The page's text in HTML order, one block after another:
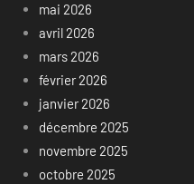
mai 2026
avril 2026
mars 2026
février 2026
janvier 2026
décembre 2025
novembre 2025
octobre 2025